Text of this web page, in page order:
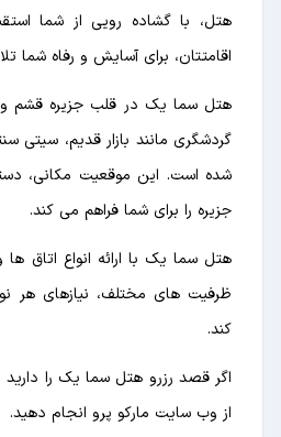
هتل، با گشاده رویی از شما
اقامتتان، برای آسایش و رفاه شما
هتل سما یک در قلب جزیره قشم و
شده است. این موقعیت مکانی،
جزیره را برای شما فراهم می کند.
هتل سما یک با ارائه انواع اتاق
ظرفیت های مختلف، نیازهای هر
کند.
اگر قصد رزرو هتل سما یک را دارید
از وب سایت مارکو پرو انجام دهید.